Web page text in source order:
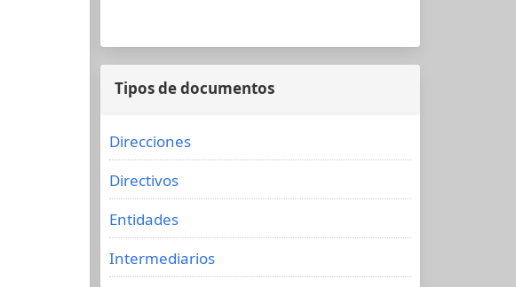
Tipos de documentos
Direcciones
Directivos
Entidades
Intermediarios